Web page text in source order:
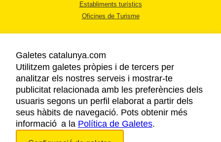
Establiments turístics
Oficines de Turisme
AVÍS LEGAL
POLÍTICA DE PRIVACITAT
COOKIES
ACCESSIBILITAT
Galetes catalunya.com
Utilitzem galetes pròpies i de tercers per
analitzar els nostres serveis i mostrar-te
publicitat relacionada amb les preferències dels
usuaris segons un perfil elaborat a partir dels
seus hàbits de navegació. Pots obtenir més
informació a la Política de Galetes.